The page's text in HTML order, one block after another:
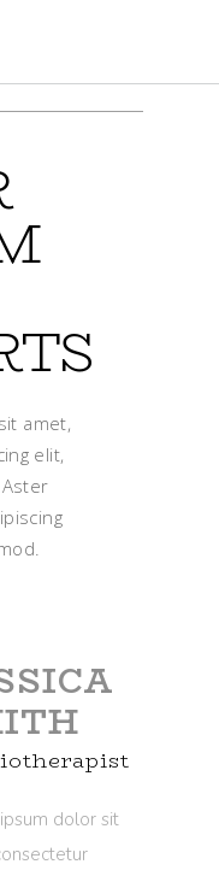
amet,
elit,
dolor sit